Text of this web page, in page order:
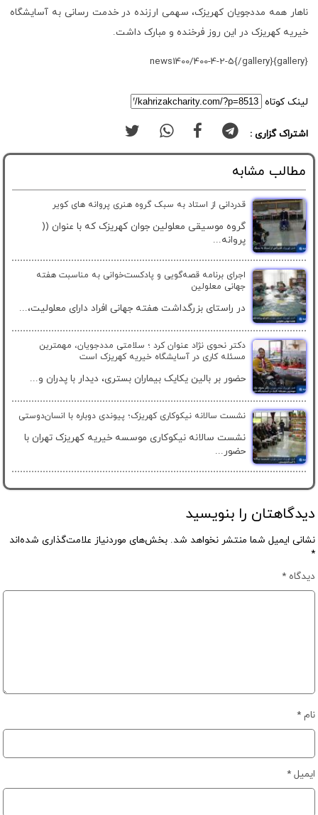
ناهار همه مددجویان کهریزک، سهمی ارزنده در خدمت رسانی به آسایشگاه
خیریه کهریزک در این روز فرخنده و مبارک داشت.
{gallery}news1400/400-4-2-5{/gallery}
لینک کوتاه
اشتراک گزاری :
مطالب مشابه
قدردانی از استاد به سبک گروه هنری پروانه های کویر
گروه موسیقی معلولین جوان کهریزک که با عنوان ((
پروانه...
اجرای برنامه قصه‌گویی و پادکست‌خوانی به مناسبت هفته
جهانی معلولین
در راستای بزرگداشت هفته جهانی افراد دارای معلولیت،...
دکتر نحوی نژاد عنوان کرد ؛ سلامتی مددجویان، مهمترین
مسئله کاری در آسایشگاه خیریه کهریزک است
حضور بر بالین یکایک بیماران بستری، دیدار با پدران و...
نشست سالانه نیکوکاری کهریزک؛ پیوندی دوباره با انسان‌دوستی
نشست سالانه نیکوکاری موسسه خیریه کهریزک تهران با
حضور...
دیدگاهتان را بنویسید
نشانی ایمیل شما منتشر نخواهد شد. بخش‌های موردنیاز علامت‌گذاری شده‌اند
*
دیدگاه*
نام*
ایمیل*